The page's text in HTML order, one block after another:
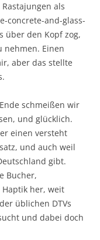
als
concrete-and-glass-
über den Kopf zog,
nehmen. Einen
aber das stellte
schmeißen wir
und glücklich.
einen versteht
und auch weil
gibt.
Bucher,
her, weit
üblichen DTVs
und dabei doch